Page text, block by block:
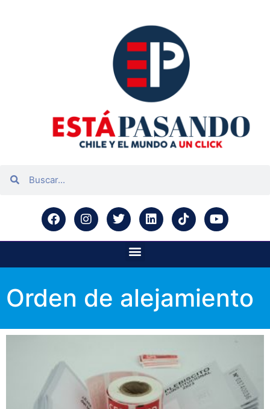
Orden de alejamiento